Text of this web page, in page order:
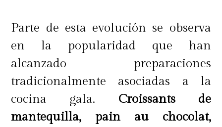
Parte de esta evolución se observa
en la popularidad que han
alcanzado preparaciones
tradicionalmente asociadas a la
cocina gala. Croissants de
mantequilla, pain au chocolat,